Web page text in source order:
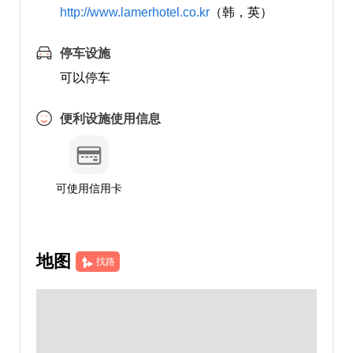
http://www.lamerhotel.co.kr（韩，英）
停车设施
可以停车
便利设施使用信息
可使用信用卡
地图 找路